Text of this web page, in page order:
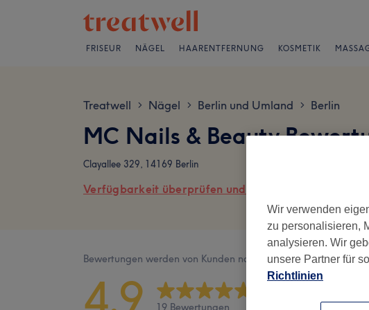
FRISEUR NÄGEL HAARENTFERNUNG KOSMETIK
Treatwell > Nägel > Berlin und Umland > Berlin
MC Nails & Beauty
Clayallee 329, 14169 Berlin
Verfügbarkeit überprüfen und online buchen
Bewertungen werden von Kunden nach ihrem Besuch
4,9 19 Bewertungen
Wir verwenden
zu personalisieren,
analysieren. Wir
unsere Partner für
Richtlinien